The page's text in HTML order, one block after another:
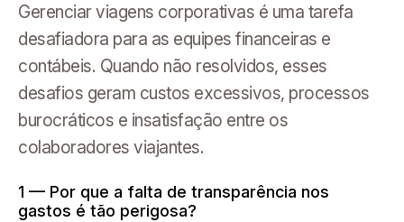
Gerenciar viagens corporativas é uma tarefa
desafiadora para as equipes financeiras e
contábeis. Quando não resolvidos, esses
desafios geram custos excessivos, processos
burocráticos e insatisfação entre os
colaboradores viajantes.
1 — Por que a falta de transparência nos
gastos é tão perigosa?